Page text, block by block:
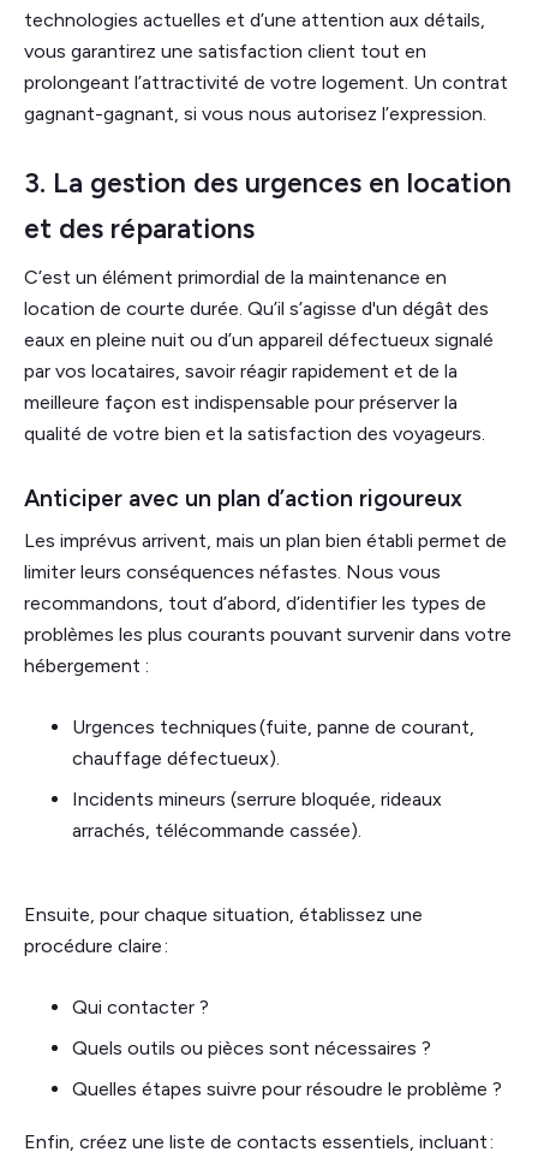
technologies actuelles et d’une attention aux détails,
vous garantirez une satisfaction client tout en
prolongeant l’attractivité de votre logement. Un contrat
gagnant-gagnant, si vous nous autorisez l’expression.
3. La gestion des urgences en location
et des réparations
C’est un élément primordial de la maintenance en
location de courte durée. Qu’il s’agisse d'un dégât des
eaux en pleine nuit ou d’un appareil défectueux signalé
par vos locataires, savoir réagir rapidement et de la
meilleure façon est indispensable pour préserver la
qualité de votre bien et la satisfaction des voyageurs.
Anticiper avec un plan d’action rigoureux
Les imprévus arrivent, mais un plan bien établi permet de
limiter leurs conséquences néfastes. Nous vous
recommandons, tout d’abord, d’identifier les types de
problèmes les plus courants pouvant survenir dans votre
hébergement :
Urgences techniques (fuite, panne de courant,
chauffage défectueux).
Incidents mineurs (serrure bloquée, rideaux
arrachés, télécommande cassée).
Ensuite, pour chaque situation, établissez une
procédure claire :
Qui contacter ?
Quels outils ou pièces sont nécessaires ?
Quelles étapes suivre pour résoudre le problème ?
Enfin, créez une liste de contacts essentiels, incluant :